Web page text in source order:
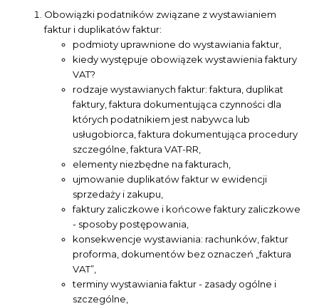
Obowiązki podatników związane z wystawianiem
faktur i duplikatów faktur:
podmioty uprawnione do wystawiania faktur,
kiedy występuje obowiązek wystawienia faktury
VAT?
rodzaje wystawianych faktur: faktura, duplikat
faktury, faktura dokumentująca czynności dla
których podatnikiem jest nabywca lub
usługobiorca, faktura dokumentująca procedury
szczególne, faktura VAT-RR,
elementy niezbędne na fakturach,
ujmowanie duplikatów faktur w ewidencji
sprzedaży i zakupu,
faktury zaliczkowe i końcowe faktury zaliczkowe
- sposoby postępowania,
konsekwencje wystawiania: rachunków, faktur
proforma, dokumentów bez oznaczeń „faktura
VAT”,
terminy wystawiania faktur - zasady ogólne i
szczególne,